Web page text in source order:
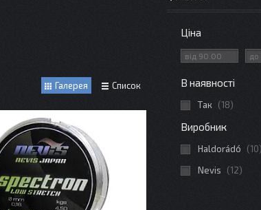
Галерея Список
Ціна
В наявності
Так 18
Виробник
Haldorádó
10
Nevis
12